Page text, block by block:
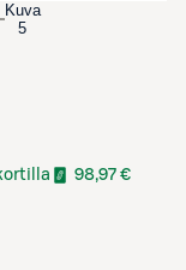
Kuva
5
98,97 €